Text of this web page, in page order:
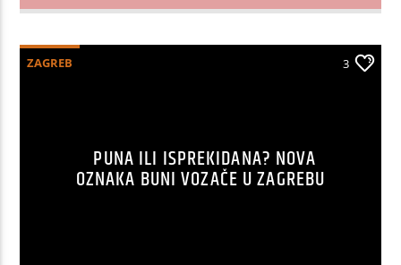
ZAGREB 3
PUNA ILI ISPREKIDANA? NOVA
OZNAKA BUNI VOZAČE U ZAGREBU